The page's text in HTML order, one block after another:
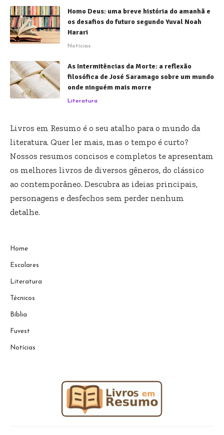
Homo Deus: uma breve história do amanhã e
os desafios do futuro segundo Yuval Noah
Harari
Notícias
As Intermitências da Morte: a reflexão
filosófica de José Saramago sobre um mundo
onde ninguém mais morre
Literatura
Livros em Resumo é o seu atalho para o mundo da
literatura. Quer ler mais, mas o tempo é curto?
Nossos resumos concisos e completos te apresentam
os melhores livros de diversos gêneros, do clássico
ao contemporâneo. Descubra as ideias principais,
personagens e desfechos sem perder nenhum
detalhe.
Home
Escolares
Literatura
Técnicos
Bíblia
Fuvest
Notícias